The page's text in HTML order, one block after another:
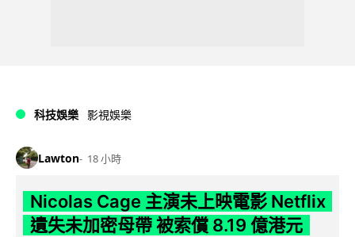
科技娛樂 影視娛樂
Lawton 18 小時
Nicolas Cage 主演未上映電影 Netflix
遺失未加密母帶 被索償 8.19 億港元